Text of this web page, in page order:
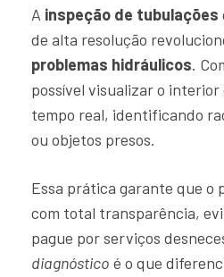
A inspeção de tubulações
de alta resolução
problemas hidráulicos.
possível visualizar o
tempo real, identificando
ou objetos presos.
Essa prática garante que o
com total transparência,
pague por serviços
diagnóstico é o que